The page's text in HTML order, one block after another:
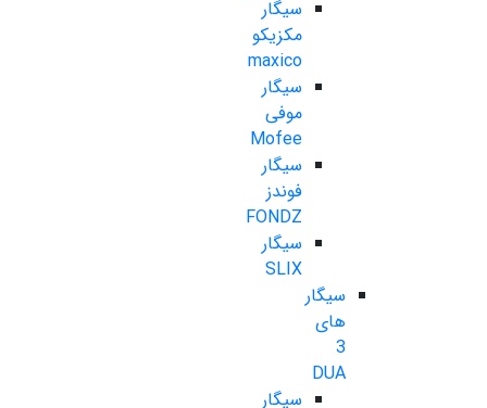
سیگار
مکزیکو
maxico
سیگار
موفی
Mofee
سیگار
فوندز
FONDZ
سیگار
SLIX
سیگار
های
3
DUA
سیگار